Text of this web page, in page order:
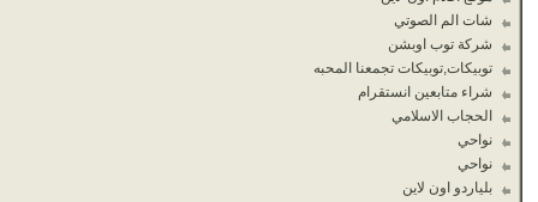
شات الم الصوتي
شركة توب اوبشن
توبيكات,توبيكات تجمعنا المحبه
شراء متابعين انستقرام
الحجاب الاسلامي
نواحي
نواحي
بلياردو اون لاين